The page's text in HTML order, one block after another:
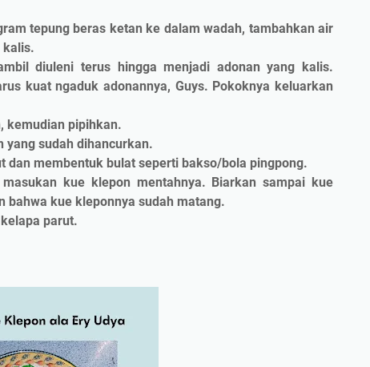
tepung beras ketan ke dalam wadah, tambahkan air
kalis.
diuleni terus hingga menjadi adonan yang kalis.
kuat ngaduk adonannya, Guys. Pokoknya keluarkan
kemudian pipihkan.
yang sudah dihancurkan.
dan membentuk bulat seperti bakso/bola pingpong.
kue klepon mentahnya. Biarkan sampai kue
bahwa kue kleponnya sudah matang.
parut.